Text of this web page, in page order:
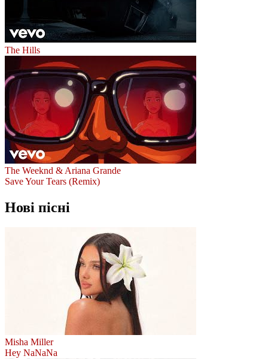
The Hills
The Weeknd & Ariana Grande
Save Your Tears (Remix)
Нові пісні
Misha Miller
Hey NaNaNa